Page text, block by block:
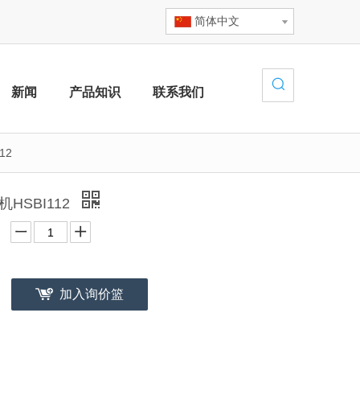
简体中文
新闻 产品知识 联系我们
HSBI112
加入询价篮